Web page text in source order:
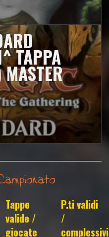
TAPPA
Tappe
valide /
giocate
P.ti validi
/
complessivi